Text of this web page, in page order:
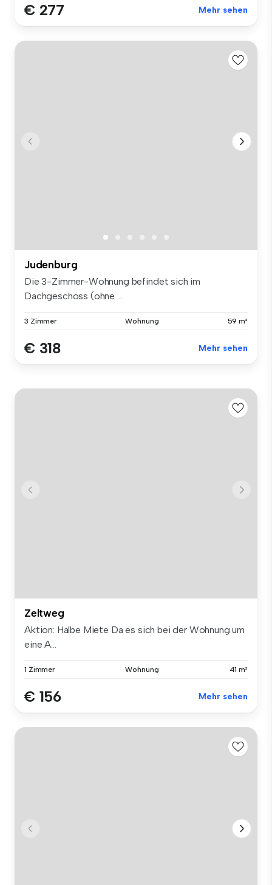
€ 277 Mehr sehen
Judenburg
Die 3-Zimmer-Wohnung befindet sich im
Dachgeschoss (ohne ...
3 Zimmer Wohnung 59 m²
€ 318 Mehr sehen
Zeltweg
Aktion: Halbe Miete Da es sich bei der Wohnung um
eine A...
1 Zimmer Wohnung 41 m²
€ 156 Mehr sehen